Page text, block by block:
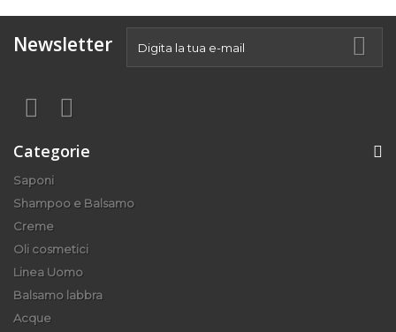
Newsletter
Categorie
Saponi
Shampoo e Balsamo
Creme
Oli cosmetici
Linea Uomo
Balsamo labbra
Acque